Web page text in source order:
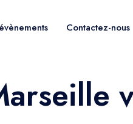
Contactez-nous